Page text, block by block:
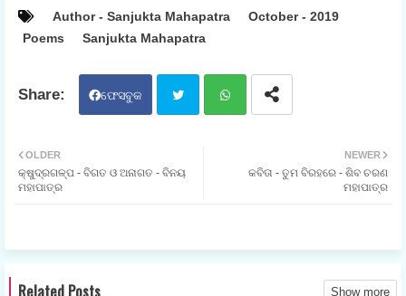
Author - Sanjukta Mahapatra
October - 2019
Poems
Sanjukta Mahapatra
ଫେସବୁକ
ଟର
NEWER
କବିତା - ତୁମ ବିରହରେ - ଶିବ ଚରଣ
ମହାପାତ୍ର
OLDER
କ୍ଷୁଦ୍ରଗଳ୍ପ - ବିଗତ ଓ ଅନାଗତ - ବିନୟ
ମହାପାତ୍ର
Related Posts Show more